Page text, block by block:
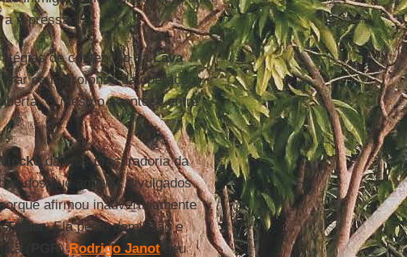
a repressão.
de contenção daLava
os microfones da operação.
O mesmo acontece entre
da vice-procuradoria da
dos que aqueles divulgados
afirmou inadvertidamente
Temer. Ela pediu demissão e
(
PGR)Rodrigo Janotseu